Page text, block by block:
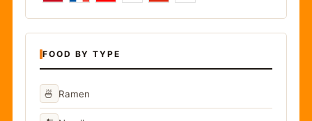
FOOD BY TYPE
🍜 Ramen